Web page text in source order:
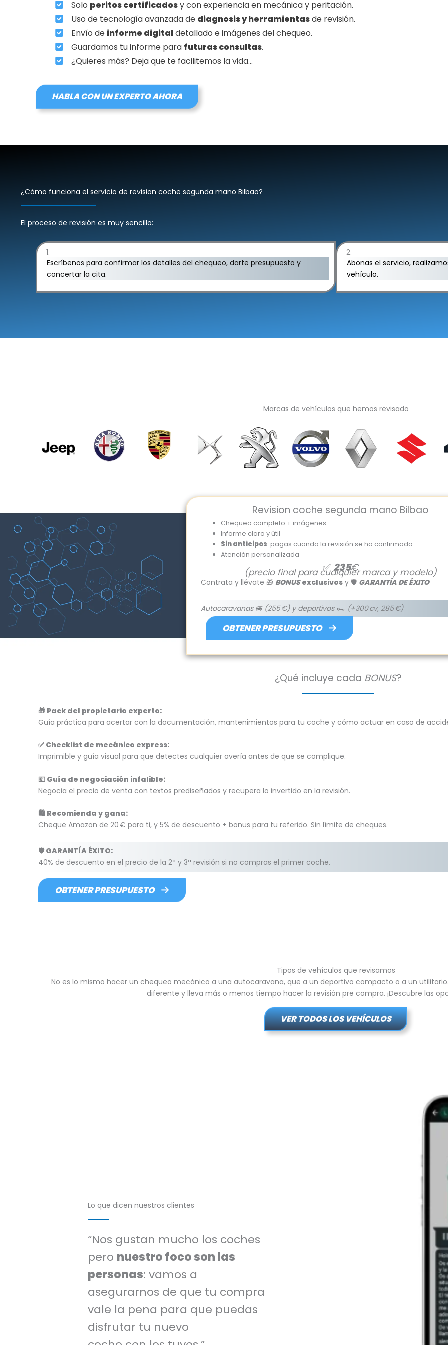
Solo peritos certificadosy con experiencia en mecánica y peritación.
Uso de tecnología avanzada de diagnosis y herramientasde revisión.
Envío de informe digitaldetallado e imágenes del chequeo.
Guardamos tu informe para futuras consultas.
¿Quieres más? Deja que te facilitemos la vida…
HABLA CON UN EXPERTO AHORA
¿Cómo funciona el servicio de revision coche segunda mano Bilbao?
El proceso de revisión es muy sencillo:
1.
Escríbenos para confirmar los detalles del chequeo, darte presupuesto y
concertar la cita.
2.
Abonas el servicio,
vehículo.
Marcas de vehículos que hemos revisado
Revision coche segunda mano Bilbao
Chequeo completo + imágenes
Informe claro y útil
Sin anticipos: pagas cuando la revisión se ha confirmado
Atención personalizada
✅235€
(precio final para cualquier marca y modelo)
Contrata y llévate 🎁 BONUSexclusivos y 🛡️ GARANTÍA DE ÉXITO
Autocaravanas 🚐 (255 €) y deportivos 🏎️ (+300 cv, 285 €)
OBTENER PRESUPUESTO
¿Qué incluye cada BONUS?
🎁 Pack del propietario experto:
Guía práctica para acertar con la documentación, mantenimientos para tu coche y cómo actuar en caso de
✅ Checklist de mecánico express:
Imprimible y guía visual para que detectes cualquier avería antes de que se complique.
💶 Guía de negociación infalible:
Negocia el precio de venta con textos prediseñados y recupera lo invertido en la revisión.
🛍️ Recomienda y gana:
Cheque Amazon de 20 € para ti, y 5% de descuento + bonus para tu referido. Sin límite de cheques.
🛡️ GARANTÍA ÉXITO:
40% de descuento en el precio de la 2ª y 3ª revisión si no compras el primer coche.
OBTENER PRESUPUESTO
Tipos de vehículos que revisamos
No es lo mismo hacer un chequeo mecánico a una autocaravana, que a un deportivo compacto o a un
diferente y lleva más o menos tiempo hacer la revisión pre compra. ¡Descubre las
VER TODOS LOS VEHÍCULOS
Lo que dicen nuestros clientes
“Nos gustan mucho los coches
pero nuestro foco son las
personas: vamos a
asegurarnos de que tu compra
vale la pena para que puedas
disfrutar tu nuevo